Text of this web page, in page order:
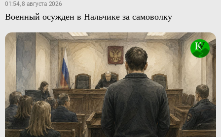
01:54, 8 августа 2026
Военный осужден в Нальчике за самоволку